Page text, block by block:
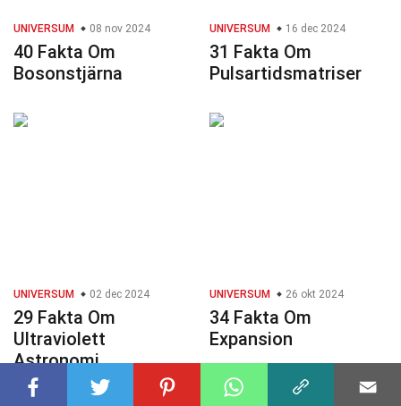
UNIVERSUM 08 nov 2024
40 Fakta Om
Bosonstjärna
UNIVERSUM 16 dec 2024
31 Fakta Om
Pulsartidsmatriser
UNIVERSUM 02 dec 2024
29 Fakta Om
Ultraviolett
Astronomi
UNIVERSUM 26 okt 2024
34 Fakta Om
Expansion